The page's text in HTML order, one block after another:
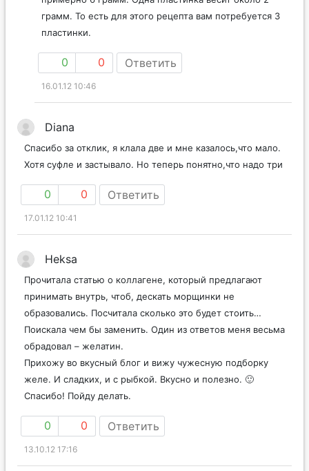
грамм. То есть для этого рецепта вам потребуется 3
пластинки.
0 0 Ответить
16.01.12 10:46
Diana
Спасибо за отклик, я клала две и мне казалось,что мало.
Хотя суфле и застывало. Но теперь понятно,что надо три
0 0 Ответить
17.01.12 10:41
Heksa
Прочитала статью о коллагене, который предлагают
принимать внутрь, чтоб, дескать морщинки не
образовались. Посчитала сколько это будет стоить…
Поискала чем бы заменить. Один из ответов меня весьма
обрадовал – желатин.
Прихожу во вкусный блог и вижу чужесную подборку
желе. И сладких, и с рыбкой. Вкусно и полезно. 🙂
Спасибо! Пойду делать.
0 0 Ответить
13.10.12 17:16